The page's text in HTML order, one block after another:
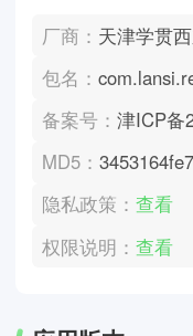
厂商： 天津学贯
包名：
备案号：津ICP备
MD5：
隐私政策：查看
权限说明：查看